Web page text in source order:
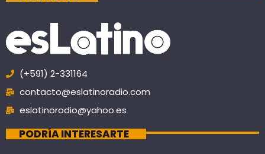
(+591) 2-331164
contacto@eslatinoradio.com
eslatinoradio@yahoo.es
PODRÍA INTERESARTE